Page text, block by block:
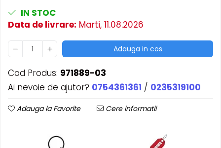
Casa si gradina
Home & Deco
Accesorii Audio Hi-Fi
Electrice
Ingrijire personala
Scaune auto copii
IN STOC
Data de livrare: Marti, 11.08.2026
Adauga in cos
Cod Produs: 971889-03
Ai nevoie de ajutor? 0754361361 / 0235319100
Adauga la Favorite Cere informatii